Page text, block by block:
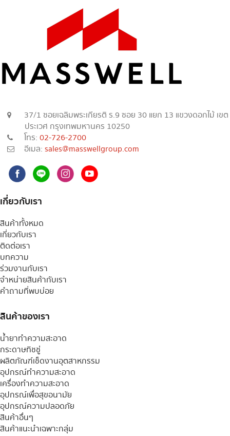
37/1 ซอยเฉลิมพระเกียรติ ร.9 ซอย 30 แยก 13 แขวงดอกไม้ เขต
ประเวศ กรุงเทพมหานคร 10250
โทร: 02-726-2700
อีเมล: sales@masswellgroup.com
เกี่ยวกับเรา
สินค้าทั้งหมด
เกี่ยวกับเรา
ติดต่อเรา
บทความ
ร่วมงานกับเรา
จำหน่ายสินค้ากับเรา
คำถามที่พบบ่อย
สินค้าของเรา
น้ำยาทำความสะอาด
กระดาษทิชชู่
ผลิตภัณฑ์เช็ดงานอุตสาหกรรม
อุปกรณ์ทำความสะอาด
เครื่องทำความสะอาด
อุปกรณ์เพื่อสุขอนามัย
อุปกรณ์ความปลอดภัย
สินค้าอื่นๆ
สินค้าแนะนำเฉพาะกลุ่ม